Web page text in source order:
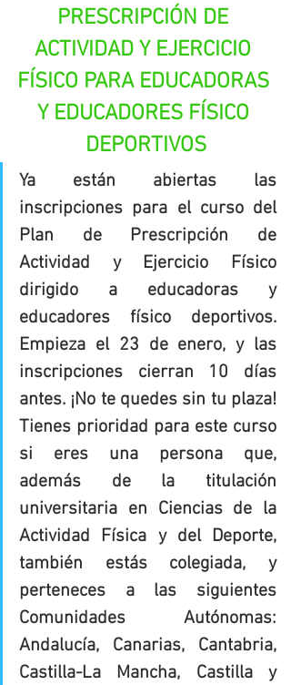
PRESCRIPCIÓN DE
ACTIVIDAD Y EJERCICIO
FÍSICO PARA EDUCADORAS
Y EDUCADORES FÍSICO
DEPORTIVOS
Ya están abiertas las
inscripciones para el curso del
Plan de Prescripción de
Actividad y Ejercicio Físico
dirigido a educadoras y
educadores físico deportivos.
Empieza el 23 de enero, y las
inscripciones cierran 10 días
antes. ¡No te quedes sin tu plaza!
Tienes prioridad para este curso
si eres una persona que,
además de la titulación
universitaria en Ciencias de la
Actividad Física y del Deporte,
también estás colegiada, y
perteneces a las siguientes
Comunidades Autónomas:
Andalucía, Canarias, Cantabria,
Castilla-La Mancha, Castilla y